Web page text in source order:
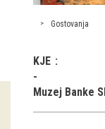
Virtualni
Razstavni
Gostovanja
KJE
Muzej Banke